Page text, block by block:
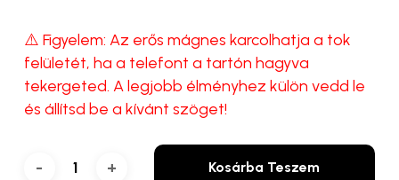
⚠️ Figyelem: Az erős mágnes karcolhatja a tok
felületét, ha a telefont a tartón hagyva
tekergeted. A legjobb élményhez külön vedd le
és állítsd be a kívánt szöget!
Kosárba Teszem